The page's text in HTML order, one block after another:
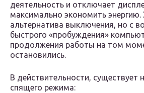
деятельность и отключает
максимально экономить энергию.
альтернатива выключения, но с
быстрого «пробуждения»
продолжения работы на том
остановились.
В действительности, существует
спящего режима: